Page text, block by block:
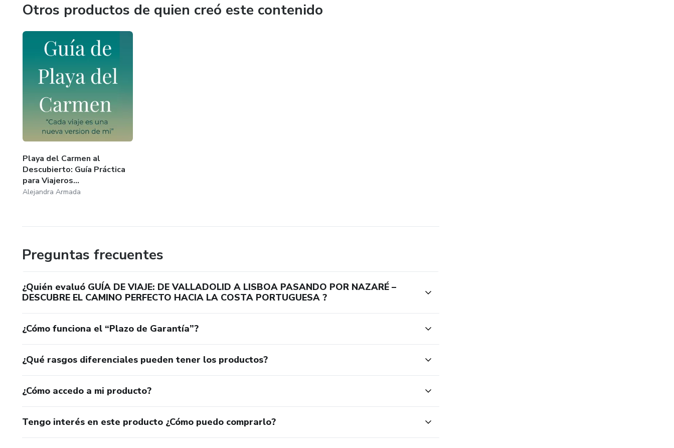
Otros productos de quien creó este contenido
Playa del Carmen al
Descubierto: Guía Práctica
para Viajeros...
Alejandra Armada
Preguntas frecuentes
¿Quién evaluó GUÍA DE VIAJE: DE VALLADOLID A LISBOA PASANDO POR NAZARÉ –
DESCUBRE EL CAMINO PERFECTO HACIA LA COSTA PORTUGUESA ?
¿Cómo funciona el “Plazo de Garantía”?
¿Qué rasgos diferenciales pueden tener los productos?
¿Cómo accedo a mi producto?
Tengo interés en este producto ¿Cómo puedo comprarlo?